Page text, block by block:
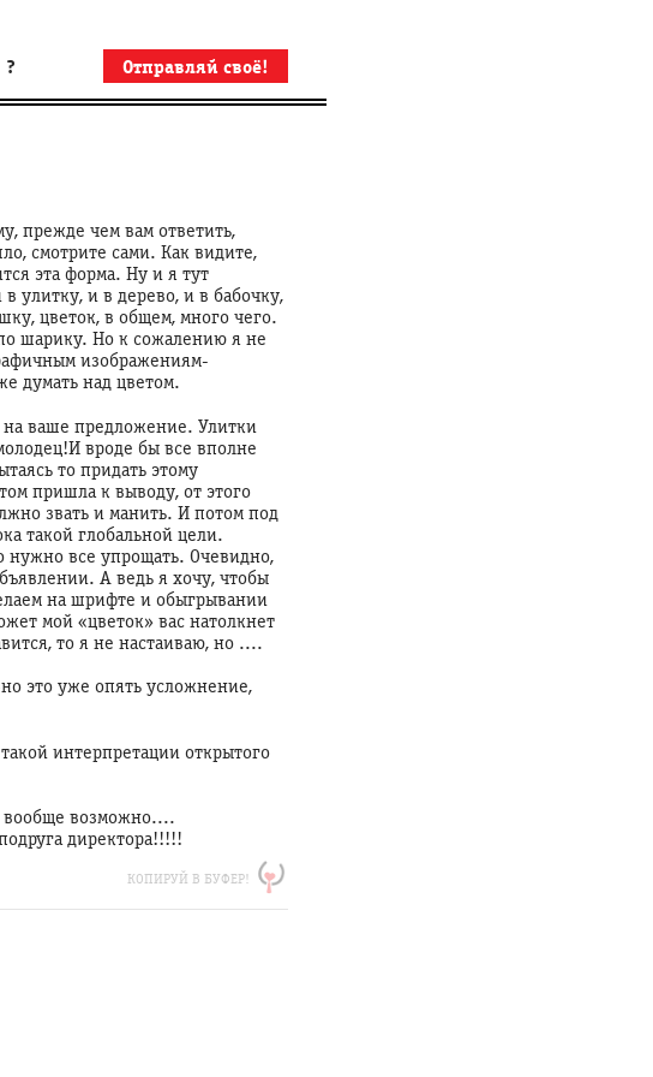
? Отправляй своё!
прежде чем вам ответить,
смотрите сами. Как видите,
эта форма. Ну и я тут
улитку, и в дерево, и в бабочку,
цветок, в общем, много чего.
шарику. Но к сожалению я не
изображениям-
думать над цветом.
на ваше предложение. Улитки
вроде бы все вполне
то придать этому
пришла к выводу, от этого
звать и манить. И потом под
такой глобальной цели.
все упрощать. Очевидно,
А ведь я хочу, чтобы
на шрифте и обыгрывании
мой «цветок» вас натолкнет
то я не настаиваю, но ....
это уже опять усложнение,
интерпретации открытого
вообще возможно....
директора!!!!!
КОПИРУЙ В БУФЕР!